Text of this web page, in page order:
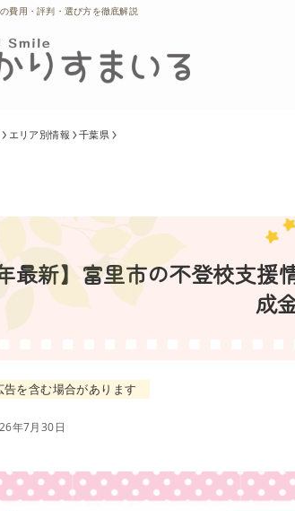
費用・評判・選び方を徹底解説
エリア別情報 千葉県
年最新】富里市の不登校支
成
告を含む場合があります
年7月30日